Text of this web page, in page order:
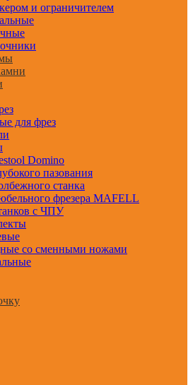
и ограничителем
для фрез
Domino
пазования
станка
фрезера MAFELL
с ЧПУ
со сменными ножами